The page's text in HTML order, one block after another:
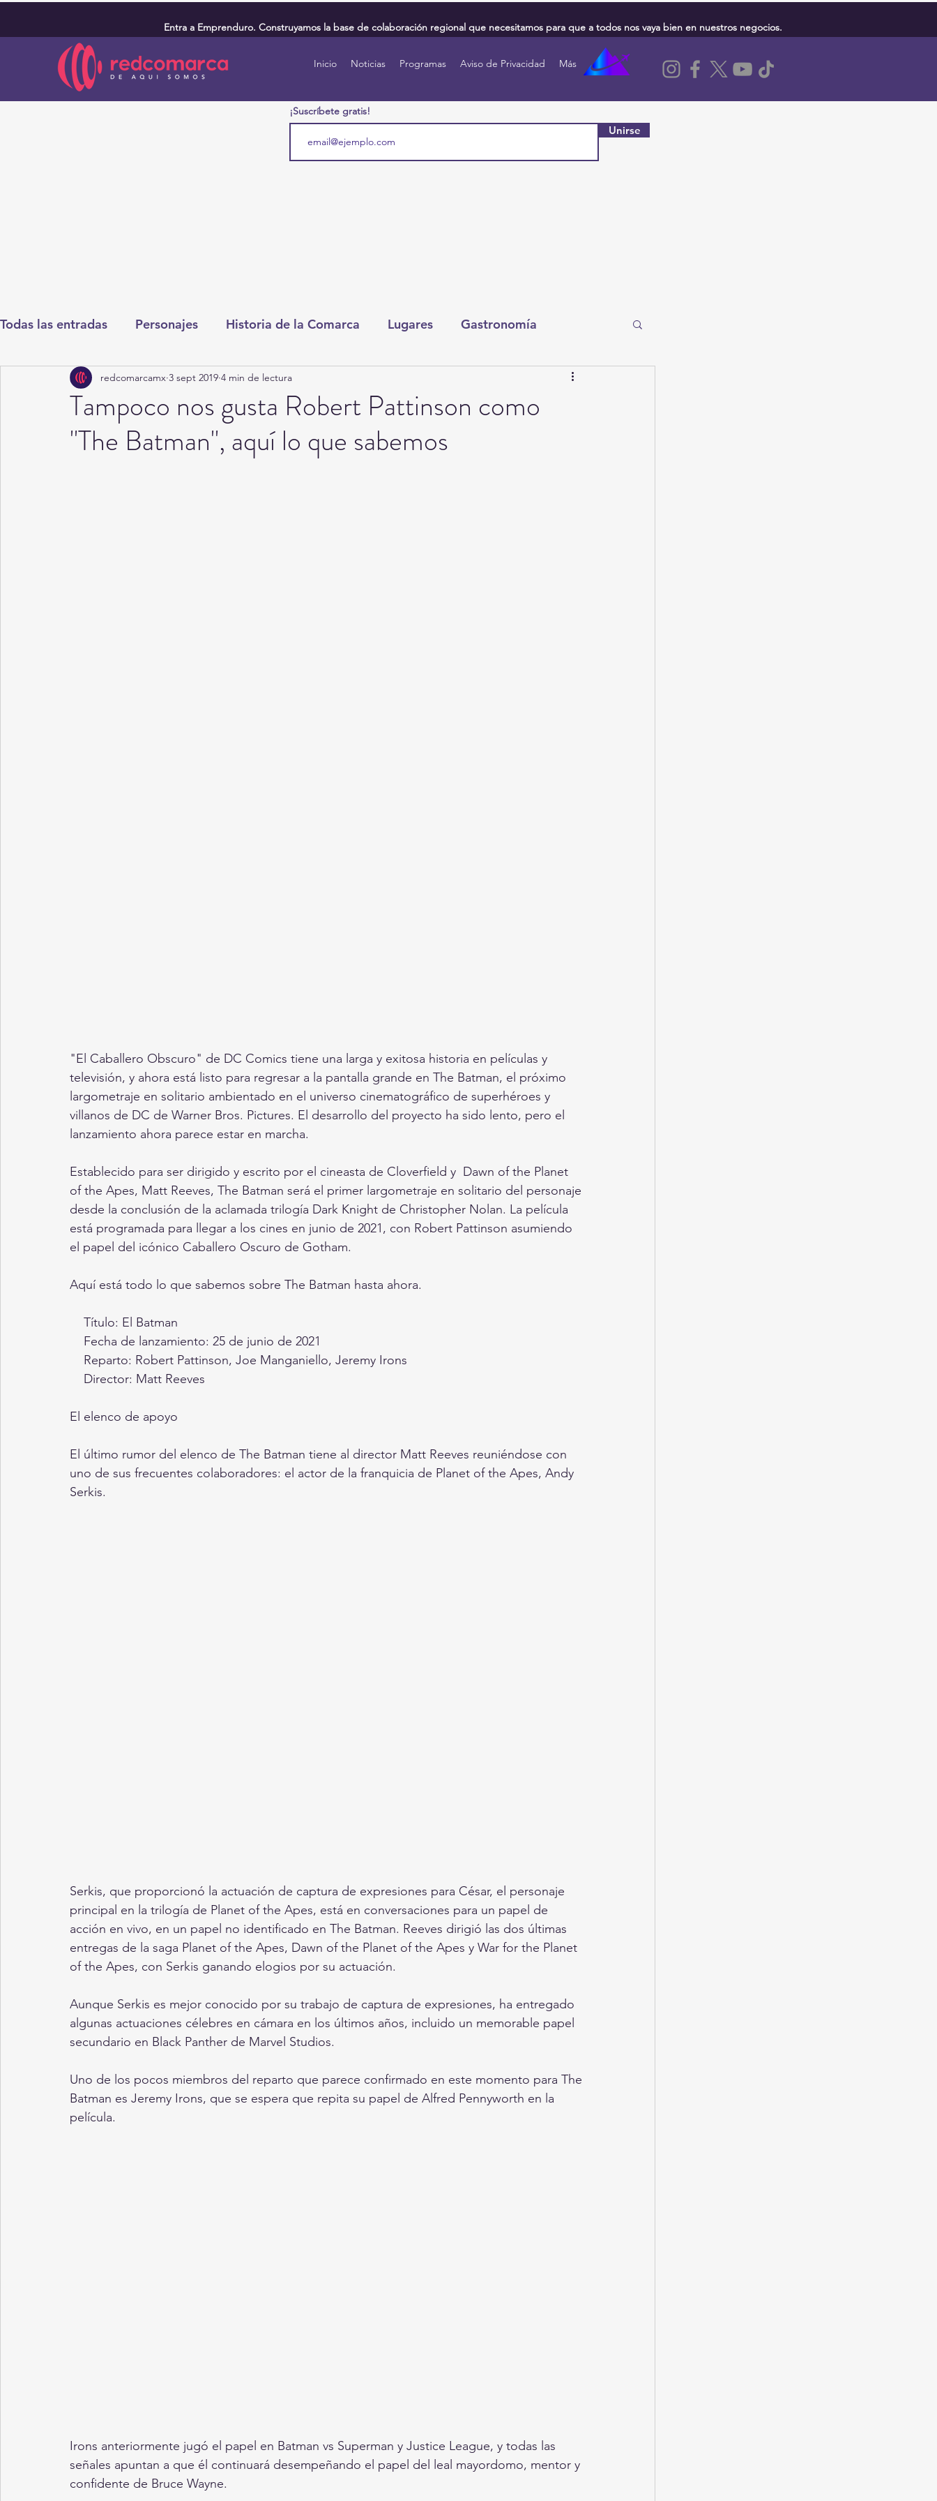
Entra a Emprenduro. Construyamos la base de colaboración regional que necesitamos para que a todos nos vaya bien en nuestros negocios.
Inicio Noticias Programas Aviso de Privacidad Más
¡Suscríbete gratis!
Unirse
Todas las entradas Personajes Historia de la Comarca Lugares Gastronomía
Deportes Salud Entretenimiento Torreón
Round Cero Columnistas CDMX Nacionales Internacionales
Tampoco nos gusta Robert Pattinson como
"The Batman", aquí lo que sabemos
redcomarcamx 3 sept 2019 4 min de lectura
"El Caballero Obscuro" de DC Comics tiene una larga y exitosa historia en películas y
televisión, y ahora está listo para regresar a la pantalla grande en The Batman, el próximo
largometraje en solitario ambientado en el universo cinematográfico de superhéroes y
villanos de DC de Warner Bros. Pictures. El desarrollo del proyecto ha sido lento, pero el
lanzamiento ahora parece estar en marcha.
Establecido para ser dirigido y escrito por el cineasta de Cloverfield y  Dawn of the Planet
of the Apes, Matt Reeves, The Batman será el primer largometraje en solitario del personaje
desde la conclusión de la aclamada trilogía Dark Knight de Christopher Nolan. La película
está programada para llegar a los cines en junio de 2021, con Robert Pattinson asumiendo
el papel del icónico Caballero Oscuro de Gotham.
Aquí está todo lo que sabemos sobre The Batman hasta ahora.
    Título: El Batman
    Fecha de lanzamiento: 25 de junio de 2021
    Reparto: Robert Pattinson, Joe Manganiello, Jeremy Irons
    Director: Matt Reeves
El elenco de apoyo
El último rumor del elenco de The Batman tiene al director Matt Reeves reuniéndose con
uno de sus frecuentes colaboradores: el actor de la franquicia de Planet of the Apes, Andy
Serkis.
Serkis, que proporcionó la actuación de captura de expresiones para César, el personaje
principal en la trilogía de Planet of the Apes, está en conversaciones para un papel de
acción en vivo, en un papel no identificado en The Batman. Reeves dirigió las dos últimas
entregas de la saga Planet of the Apes, Dawn of the Planet of the Apes y War for the Planet
of the Apes, con Serkis ganando elogios por su actuación.
Aunque Serkis es mejor conocido por su trabajo de captura de expresiones, ha entregado
algunas actuaciones célebres en cámara en los últimos años, incluido un memorable papel
secundario en Black Panther de Marvel Studios.
Uno de los pocos miembros del reparto que parece confirmado en este momento para The
Batman es Jeremy Irons, que se espera que repita su papel de Alfred Pennyworth en la
película.
Irons anteriormente jugó el papel en Batman vs Superman y Justice League, y todas las
señales apuntan a que él continuará desempeñando el papel del leal mayordomo, mentor y
confidente de Bruce Wayne.